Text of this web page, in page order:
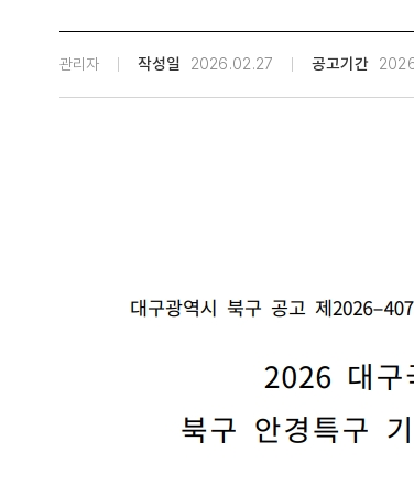
관리자 작성일 2026.02.27 공고기간